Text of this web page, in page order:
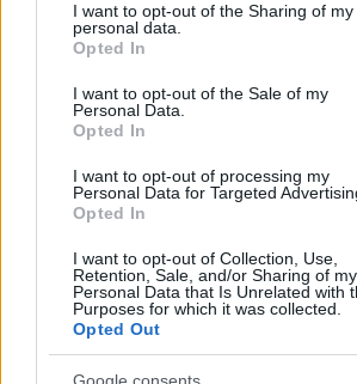
not limited to your visit or usage
grant or deny consent to Google and its
use your data for below specified
consent section.
I want to opt-out of the Sharing of my
personal data.
Opted In
I want to opt-out of the Sale of my
Personal Data.
Opted In
I want to opt-out of processing my
Personal Data for Targeted
Opted In
I want to opt-out of Collection, Use,
Retention, Sale, and/or Sharing of my
Personal Data that Is Unrelated with
Purposes for which it was collected.
Opted Out
Google consents
Calciomercato Atalanta: l’offerta per
obiettivi
Francesca Lombardi · 8 Ago 2026
MERCATO E TRASFERIMENTI